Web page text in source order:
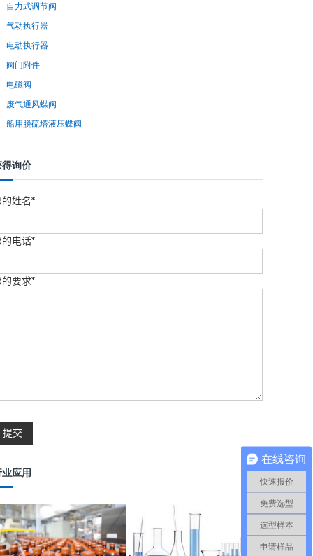
自力式调节阀
气动执行器
电动执行器
阀门附件
电磁阀
废气通风蝶阀
船用脱硫塔液压蝶阀
得询价
的姓名*
的电话*
的要求*
业应用
在线咨询
快速报价
免费选型
选型样本
申请样品